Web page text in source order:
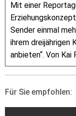
Mit einer
Sender einmal
ihrem dreijährigen
anbieten“. Von Kai
Für Sie empfohlen: